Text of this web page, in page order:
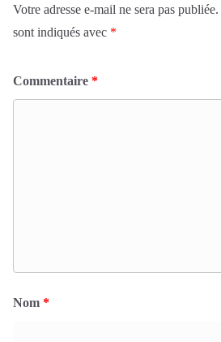
Votre adresse e-mail ne sera pas publiée.
sont indiqués avec *
Commentaire *
Nom *